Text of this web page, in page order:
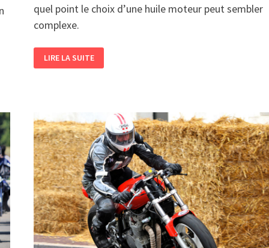
quel point le choix d’une huile moteur peut sembler
complexe.
BON
CHOIX
LIRE LA SUITE